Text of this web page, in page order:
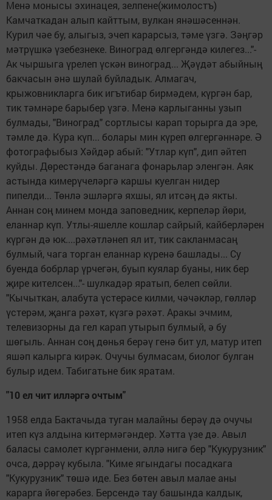
Менә монысы эхинацея, зелпене(жимолостъ)
Камчаткадан алып кайттым, вулкан янәшәсеннән.
Курил чәе бу, алыгыз, эчеп карарсыз, тәме үзгә. Зәңгәр
мәтрүшкә үзебезнеке. Виноград өлгергәндә килегез..."-
Ак чыршыга үрелеп үскән виноград... Җәүдәт абыйның
бакчасын әнә шулай буйладык. Алмагач,
крыжовникларга бик игътибар бирмәдем, күргән бар,
тик тәмнәре барыбер үзгә. Менә карлыганны узып
булмады, "Виноград" сортлысы карап торырга да эре,
тәмле дә. Кура күп... болары мин күреп өлгергәннәре. Ә
фотографыбыз Хәйдәр абый: "Утлар күп", дип әйтеп
куйды. Дөрестәндә баганага фонарьлар эленгән. Аяк
астында кимерүчеләргә каршы куелган нидер
пипелди... Төнлә эшләргә яхшы, ял итсәң дә якты.
Аннан соң минем монда заповедник, керпеләр йөри,
еланнар күп. Утлы-яшелле кошлар сайрый, кайберләрен
күргән дә юк....рәхәтләнеп ял ит, тик сакланмасаң
булмый, чага торган еланнар күренә башлады... Су
буенда бобрлар үрчегән, буып куялар буаны, ник бер
җире кителсен..."- шулкадәр яратып, белеп сөйли.
"Кычыткан, алабута үстерәсе килми, чәчәкләр, гөлләр
үстерәм, җанга рәхәт, күзгә рәхәт. Аракы эчмим,
телевизорны да гел карап утырып булмый, ә бу
шөгыль. Аннан соң дөнья берәү генә бит ул, матур итеп
яшәп калырга кирәк. Очучы булмасам, биолог булган
булыр идем. Табигатьне бик яратам.
"10 ел чит илләргә очтым"
1958 елда Бактачыда туган малайны берәү дә очучы
итеп күз алдына китермәгәндер. Хәтта үзе дә. Авыл
баласы самолет күргәнмени, әллә нигә бер "Кукурузник"
очса, дәррәү кубыла. "Киме ягындагы посадкага
"Кукурузник" төшә иде. Без бөтен авыл малае аны
карарга йөгерәбез. Берсендә тау башында калдык,